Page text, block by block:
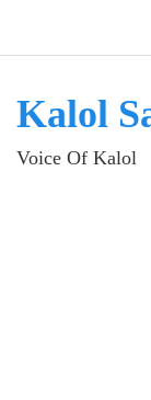
Kalol
Voice Of Kalol